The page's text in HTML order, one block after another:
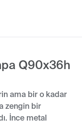
Q90x36h
ama bir o kadar
zengin bir
İnce metal